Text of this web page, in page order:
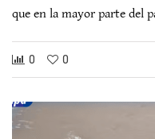
que en la mayor parte del
0 0